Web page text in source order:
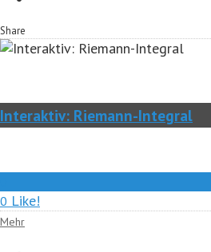
Share
Interaktiv: Riemann-Integral
0 Like!
Mehr